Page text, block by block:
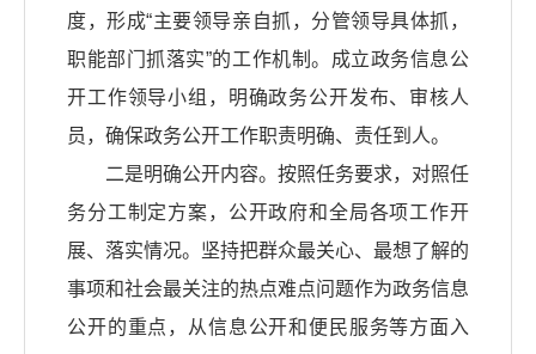
度，形成“主要领导亲自抓，分管领导具体抓，
职能部门抓落实”的工作机制。成立政务信息公
开工作领导小组，明确政务公开发布、审核人
员，确保政务公开工作职责明确、责任到人。
二是明确公开内容。按照任务要求，对照任
务分工制定方案，公开政府和全局各项工作开
展、落实情况。坚持把群众最关心、最想了解的
事项和社会最关注的热点难点问题作为政务信息
公开的重点，从信息公开和便民服务等方面入